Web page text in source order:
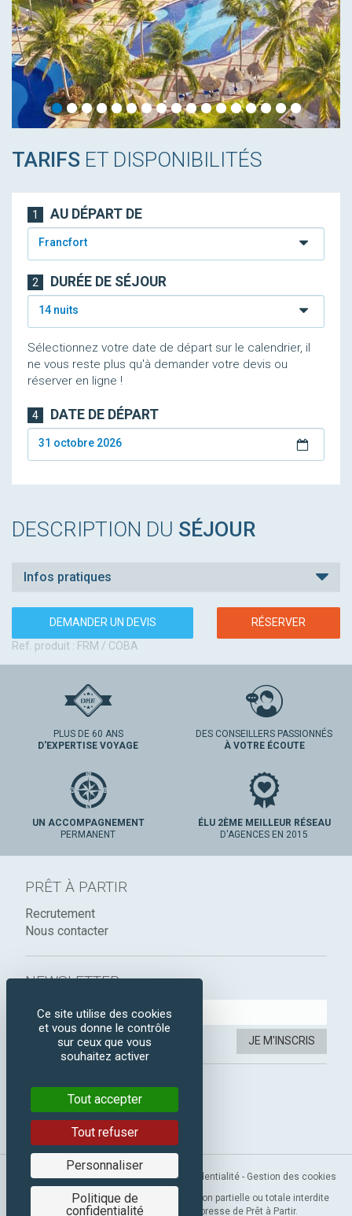
TARIFS ET DISPONIBILITÉS
1 AU DÉPART DE
Francfort
2 DURÉE DE SÉJOUR
14 nuits
Sélectionnez votre date de départ sur le calendrier, il
ne vous reste plus qu'à demander votre devis ou
réserver en ligne !
4 DATE DE DÉPART
31 octobre 2026
DESCRIPTION DU SÉJOUR
Infos pratiques
DEMANDER UN DEVIS
RÉSERVER
Ref. produit : FRM / COBA
PLUS DE 60 ANS
D'EXPERTISE VOYAGE
DES CONSEILLERS PASSIONNÉS
À VOTRE ÉCOUTE
UN ACCOMPAGNEMENT
PERMANENT
ÉLU 2ÈME MEILLEUR RÉSEAU
D'AGENCES EN 2015
PRÊT À PARTIR
Recrutement
Nous contacter
NEWSLETTER :
JE M'INSCRIS
SUIVEZ-NOUS :
Facebook
Instagram
Mentions légales-CGV-Politique de confidentialité - Gestion des cookies
Copyright 2019 © Prêt à Partir. Reproduction partielle ou totale interdite
sans l’autorisation préalable et expresse de Prêt à Partir.
Ce site utilise des cookies
et vous donne le contrôle
sur ceux que vous
souhaitez activer
Tout accepter
Tout refuser
Personnaliser
Politique de
confidentialité